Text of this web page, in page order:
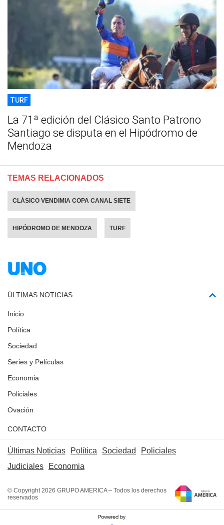
TURF
La 71ª edición del Clásico Santo Patrono
Santiago se disputa en el Hipódromo de
Mendoza
TEMAS RELACIONADOS
CLÁSICO VENDIMIA COPA CANAL SIETE
HIPÓDROMO DE MENDOZA TURF
ÚLTIMAS NOTICIAS
Inicio
Política
Sociedad
Series y Películas
Economia
Policiales
Ovación
CONTACTO
Últimas Noticias Política Sociedad
Policiales
Judiciales
Economia
© Copyright 2026 GRUPO AMERICA – Todos los derechos
reservados